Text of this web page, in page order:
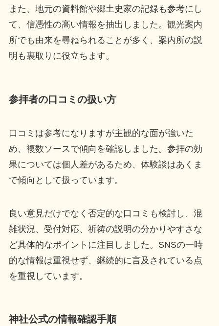
また、地元の資料館や郷土史家の記録も参考にし
て、信憑性の高い情報を抽出しました。観光案内
所でも由来を尋ねられることが多く、案内所の説
明も裏取りに役立ちます。
参拝者の口コミの扱い方
口コミは参考になりますが主観的な面が強いた
め、複数ソースで傾向を確認しました。参拝の効
果については個人差があるため、体験談はあくま
で傾向として扱っています。
良い意見だけでなく否定的な口コミも検討し、混
雑状況、受付対応、祈祷の説明の分かりやすさな
ど具体的なポイントに注目しました。SNSの一時
的な情報は重視せず、継続的に言及されている点
を重視しています。
神社公式の情報確認手順